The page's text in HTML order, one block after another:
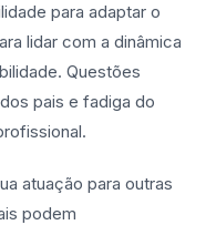
para adaptar o
lidar com a dinâmica
Questões
pais e fadiga do
atuação para outras
podem